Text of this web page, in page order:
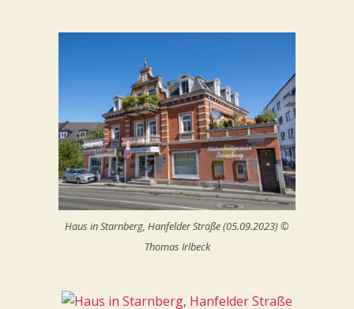
Haus in Starnberg, Hanfelder Straße (05.09.2023) ©
Thomas Irlbeck